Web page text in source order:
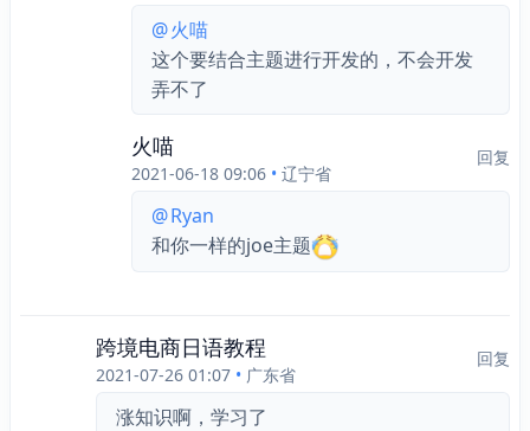
@火喵
这个要结合主题进行开发的，不会开发
弄不了
火喵
2021-06-18 09:06 • 辽宁省
回复
@Ryan
和你一样的joe主题
跨境电商日语教程
2021-07-26 01:07 • 广东省
回复
涨知识啊，学习了